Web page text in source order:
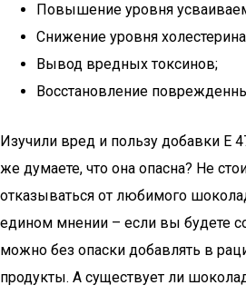
Повышение уровня
Снижение уровня
Вывод вредных токсинов;
Восстановление
Изучили вред и пользу добавки Е
же думаете, что она опасна? Не
отказываться от любимого
едином мнении – если вы будете
можно без опаски добавлять в
продукты. А существует ли